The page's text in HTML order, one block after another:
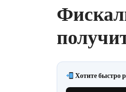
Хотите быстро